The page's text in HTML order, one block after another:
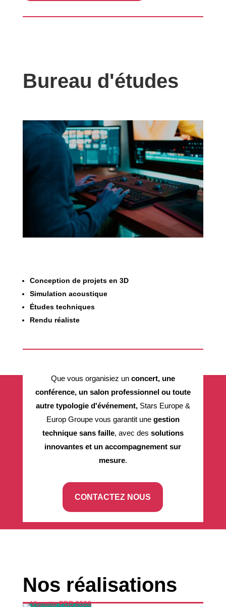
Bureau d'études
Conception de projets en 3D
Simulation acoustique
Études techniques
Rendu réaliste
Que vous organisiez un concert, une
conférence, un salon professionnel ou toute
autre typologie d'événement,Stars Europe &
Europ Groupe vous garantit une gestion
technique sans faille, avec des solutions
innovantes et un accompagnement sur
mesure.
CONTACTEZ NOUS
Nos réalisations